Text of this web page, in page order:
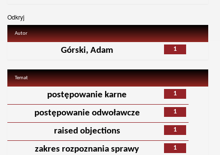
Odkryj
Autor
1
Górski, Adam
Temat
1
postępowanie karne
1
postępowanie odwoławcze
1
raised objections
1
zakres rozpoznania sprawy